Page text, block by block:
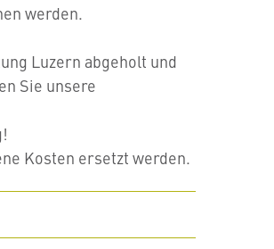
werden.
Luzern abgeholt und
Sie unsere
Kosten ersetzt werden.